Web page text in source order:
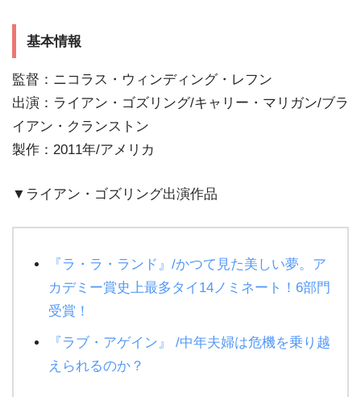
基本情報
監督：ニコラス・ウィンディング・レフン
出演：ライアン・ゴズリング/キャリー・マリガン/ブラ
イアン・クランストン
製作：2011年/アメリカ
▼ライアン・ゴズリング出演作品
『ラ・ラ・ランド』/かつて見た美しい夢。ア
カデミー賞史上最多タイ14ノミネート！6部門
受賞！
『ラブ・アゲイン』 /中年夫婦は危機を乗り越
えられるのか？